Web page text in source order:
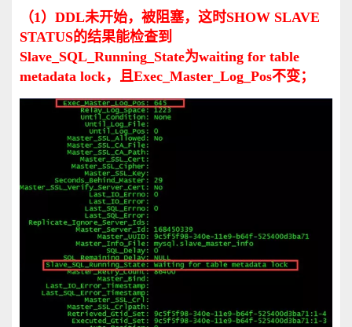
（1）DDL未开始，被阻塞，这时SHOW SLAVE
STATUS的结果能检查到
Slave_SQL_Running_State为waiting for table
metadata lock，且Exec_Master_Log_Pos不变；